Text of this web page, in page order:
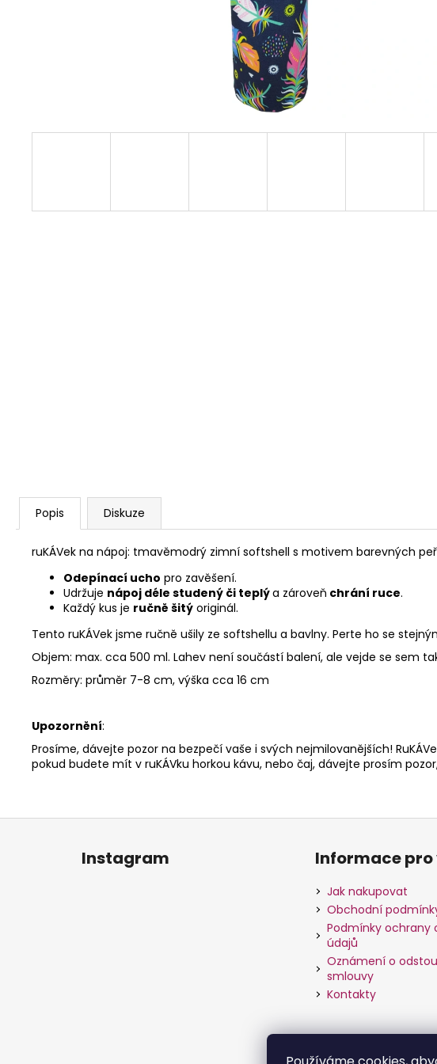
Popis Diskuze
ruKÁVek na nápoj: tmavěmodrý zimní softshell s motivem barevných
Odepínací ucho pro zavěšení.
Udržuje nápoj déle studený či teplýa zároveň chrání ruce.
Každý kus je ručně šitý originál.
Tento ruKÁVek jsme ručně ušily ze softshellu a bavlny. Perte ho se
Objem: max. cca 500 ml. Lahev není součástí balení, ale vejde se sem
Rozměry: průměr 7-8 cm, výška cca 16 cm
Upozornění:
Prosíme, dávejte pozor na bezpečí vaše i svých nejmilovanějších!
pokud budete mít v ruKÁVku horkou kávu, nebo čaj, dávejte prosím
RUKÁVEK NA KÁVU S PLANÝMI RŮŽEMI
Z
Instagram Informace pro
Jak nakupovat
Obchodní
Podmínky ochrany
údajů
Oznámení o
smlouvy
Kontakty